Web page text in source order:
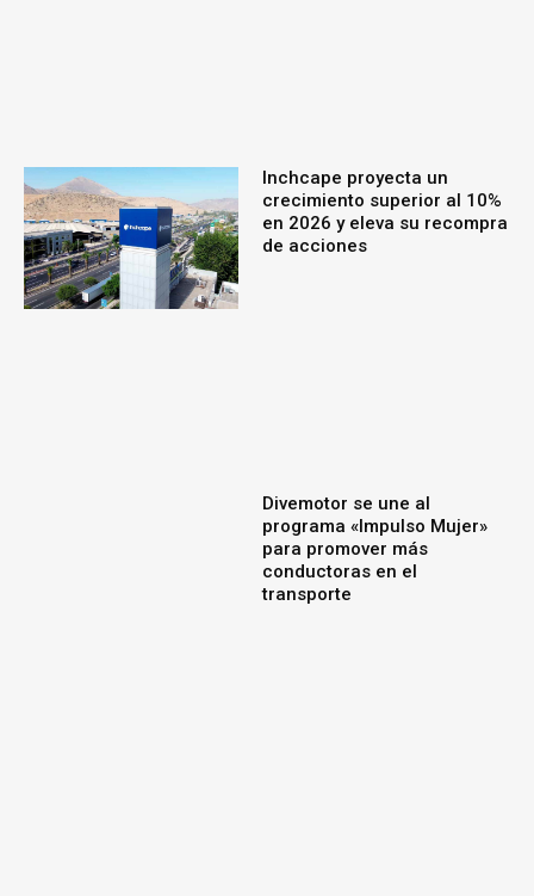
Inchcape proyecta un
crecimiento superior al 10%
en 2026 y eleva su recompra
de acciones
Divemotor se une al
programa «Impulso Mujer»
para promover más
conductoras en el
transporte